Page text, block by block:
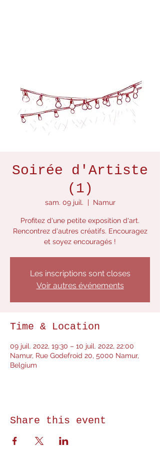
Soirée d'Artiste
(1)
sam. 09 juil.
  |
Namur
Profitez d'une petite exposition d'art.
Rencontrez d'autres créatifs. Encouragez
Les inscriptions sont closes
Voir autres événements
Time & Location
09 juil. 2022, 19:30 – 10 juil. 2022, 22:00
Namur, Rue Godefroid 20, 5000 Namur,
Belgium
Share this event